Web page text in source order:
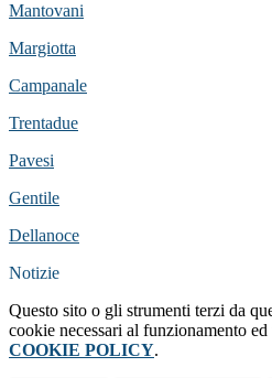
Mantovani
Margiotta
Campanale
Trentadue
Pavesi
Gentile
Dellanoce
Notizie
Questo sito o gli strumenti terzi da
cookie necessari al funzionamento
COOKIE POLICY.